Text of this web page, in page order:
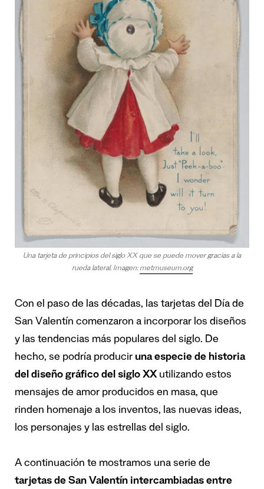
Una tarjeta de principios del siglo XX que se puede mover gracias a la
rueda lateral. Imagen: metmuseum.org
Con el paso de las décadas, las tarjetas del Día de
San Valentín comenzaron a incorporar los diseños
y las tendencias más populares del siglo. De
hecho, se podría producir una especie de historia
del diseño gráfico del siglo XXutilizando estos
mensajes de amor producidos en masa, que
rinden homenaje a los inventos, las nuevas ideas,
los personajes y las estrellas del siglo.
A continuación te mostramos una serie de
tarjetas de San Valentín intercambiadas entre